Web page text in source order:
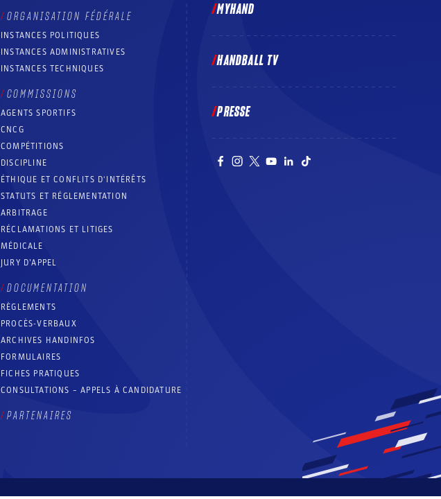
ORGANISATION FÉDÉRALE
INSTANCES POLITIQUES
INSTANCES ADMINISTRATIVES
INSTANCES TECHNIQUES
COMMISSIONS
AGENTS SPORTIFS
CNCG
COMPÉTITIONS
DISCIPLINE
ÉTHIQUE ET CONFLITS D'INTÉRÊTS
STATUTS ET RÉGLEMENTATION
ARBITRAGE
RÉCLAMATIONS ET LITIGES
MÉDICALE
JURY D’APPEL
DOCUMENTATION
RÈGLEMENTS
PROCÈS-VERBAUX
ARCHIVES HANDINFOS
FORMULAIRES
FICHES PRATIQUES
CONSULTATIONS – APPELS À CANDIDATURE
PARTENAIRES
MYHAND
HANDBALL TV
PRESSE